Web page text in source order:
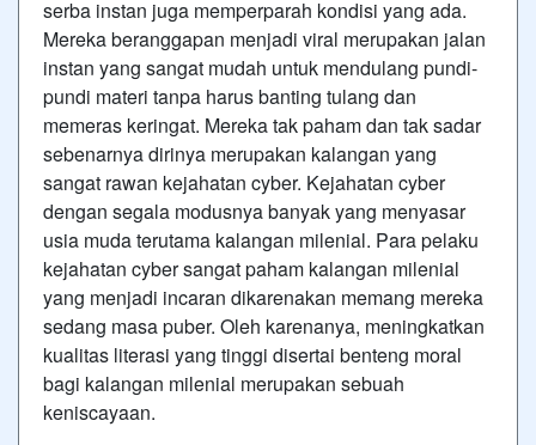
serba instan juga memperparah kondisi yang ada.
Mereka beranggapan menjadi viral merupakan jalan
instan yang sangat mudah untuk mendulang pundi-
pundi materi tanpa harus banting tulang dan
memeras keringat. Mereka tak paham dan tak sadar
sebenarnya dirinya merupakan kalangan yang
sangat rawan kejahatan cyber. Kejahatan cyber
dengan segala modusnya banyak yang menyasar
usia muda terutama kalangan milenial. Para pelaku
kejahatan cyber sangat paham kalangan milenial
yang menjadi incaran dikarenakan memang mereka
sedang masa puber. Oleh karenanya, meningkatkan
kualitas literasi yang tinggi disertai benteng moral
bagi kalangan milenial merupakan sebuah
keniscayaan.